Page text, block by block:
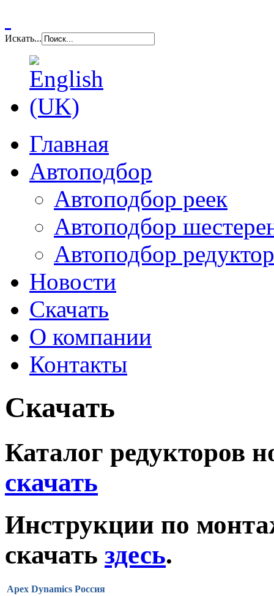
Искать...
Главная
Автоподбор
Автоподбор реек
Автоподбор
Автоподбор
Новости
Скачать
О компании
Контакты
Скачать
Каталог редукторов
cкачать
Инструкции по
скачать здесь.
Apex Dynamics Россия